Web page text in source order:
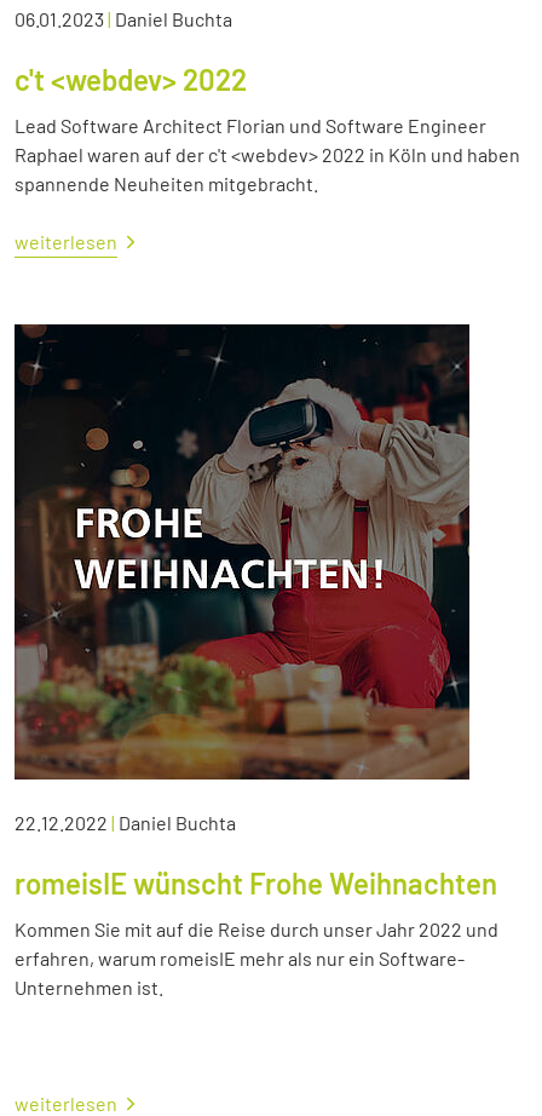
06.01.2023| Daniel Buchta
c't <webdev> 2022
Lead Software Architect Florian und Software Engineer
Raphael waren auf der c't <webdev> 2022 in Köln und haben
spannende Neuheiten mitgebracht.
weiterlesen
22.12.2022 | Daniel Buchta
romeisIE wünscht Frohe Weihnachten
Kommen Sie mit auf die Reise durch unser Jahr 2022 und
erfahren, warum romeisIE mehr als nur ein Software-
Unternehmen ist.
weiterlesen